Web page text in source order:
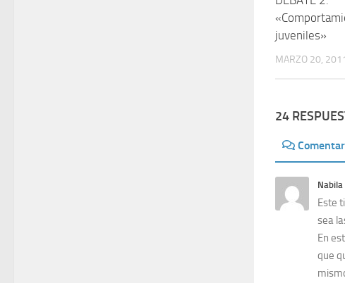
juveniles»
MARZO 20,
24
Nabila
Este
sea
En
que